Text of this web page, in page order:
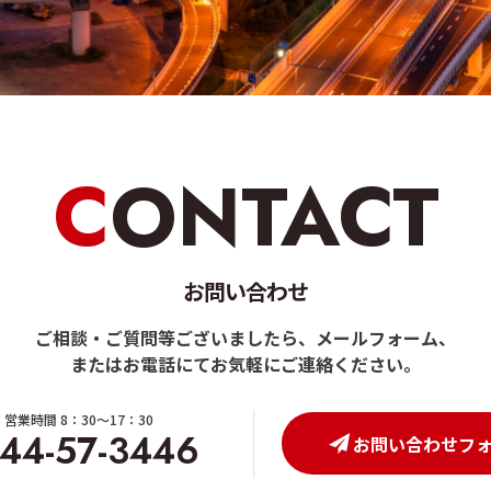
CONTACT
お問い合わせ
ご相談・ご質問等ございましたら、メールフォーム、
またはお電話にてお気軽にご連絡ください。
営業時間 8：30～17：30
57-3446 お問い合わせフ